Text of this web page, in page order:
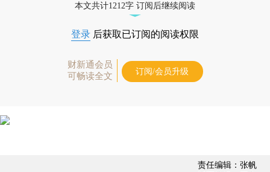
本文共计1212字 订阅后继续阅读
登录 后获取已订阅的阅读权限
财新通会员
可畅读全文
订阅/会员升级
责任编辑：张帆